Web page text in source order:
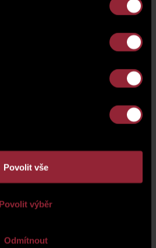
Povolit vše
Povolit výběr
Odmítnout
a viewing? Fill out the form and